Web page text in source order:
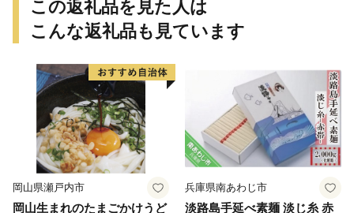
この返礼品を見た人は
こんな返礼品も見ています
岡山県瀬戸内市
岡山生まれのたまごかけうど
兵庫県南あわじ市
淡路島手延べ素麺 淡じ糸 赤